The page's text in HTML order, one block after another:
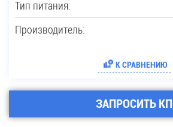
Контакты
Тип питания:
Производитель:
К СРАВНЕНИЮ
ЗАПРОСИТЬ КП